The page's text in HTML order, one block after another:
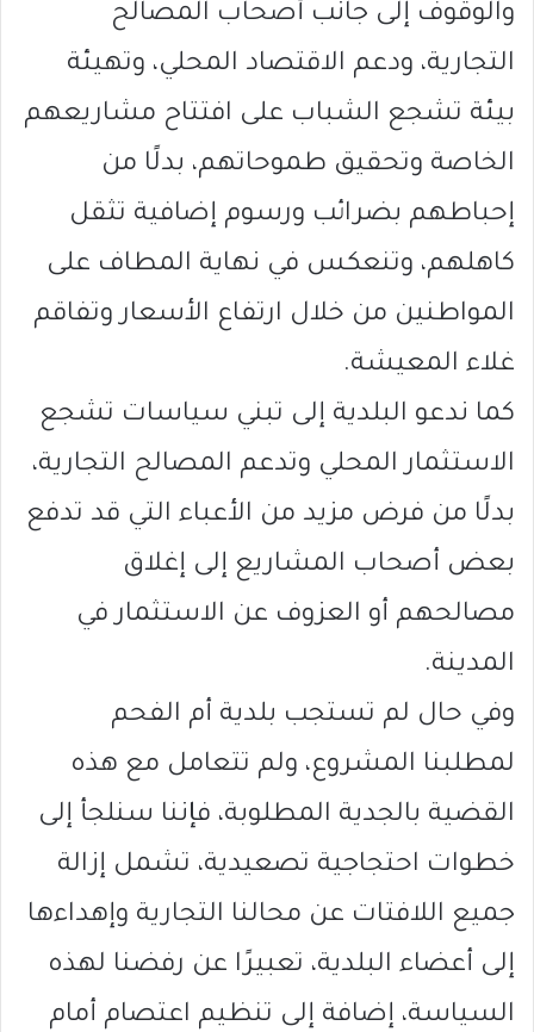
والوقوف إلى جانب أصحاب المصالح
التجارية، ودعم الاقتصاد المحلي، وتهيئة
بيئة تشجع الشباب على افتتاح مشاريعهم
الخاصة وتحقيق طموحاتهم، بدلًا من
إحباطهم بضرائب ورسوم إضافية تثقل
كاهلهم، وتنعكس في نهاية المطاف على
المواطنين من خلال ارتفاع الأسعار وتفاقم
غلاء المعيشة.
كما ندعو البلدية إلى تبني سياسات تشجع
الاستثمار المحلي وتدعم المصالح التجارية،
بدلًا من فرض مزيد من الأعباء التي قد تدفع
بعض أصحاب المشاريع إلى إغلاق
مصالحهم أو العزوف عن الاستثمار في
المدينة.
وفي حال لم تستجب بلدية أم الفحم
لمطلبنا المشروع، ولم تتعامل مع هذه
القضية بالجدية المطلوبة، فإننا سنلجأ إلى
خطوات احتجاجية تصعيدية، تشمل إزالة
جميع اللافتات عن محالنا التجارية وإهداءها
إلى أعضاء البلدية، تعبيرًا عن رفضنا لهذه
السياسة، إضافة إلى تنظيم اعتصام أمام